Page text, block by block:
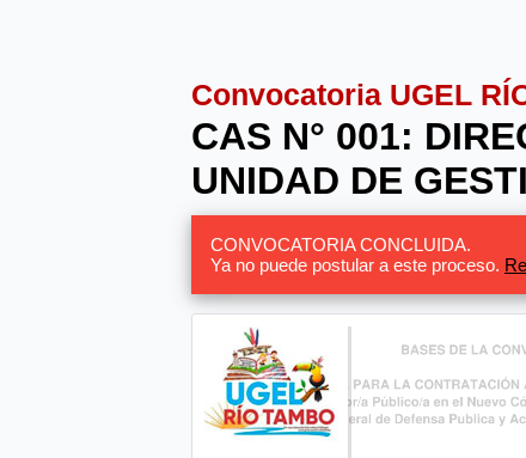
Convocatoria UGEL
CAS N° 001:
UNIDAD DE
CONVOCATORIA CONCLUIDA.
Ya no puede postular a este proceso.